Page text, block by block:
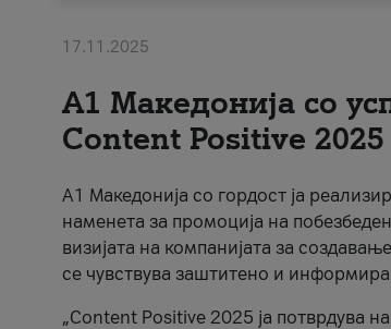
17.11.2025
А1 Македонија со
Content Positive 2025
А1 Македонија со гордост ја
наменета за промоција на
визијата на компанијата за
се чувствува заштитено и
„Content Positive 2025 ја потврдува